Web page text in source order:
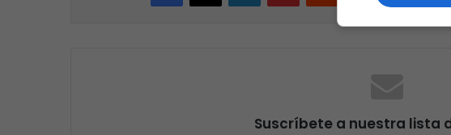
Suscríbete a nuestra lista